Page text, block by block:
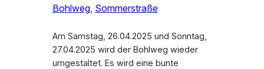
Bohlweg, Sommerstraße
Am Samstag, 26.04.2025 und Sonntag,
27.04.2025 wird der Bohlweg wieder
umgestaltet. Es wird eine bunte